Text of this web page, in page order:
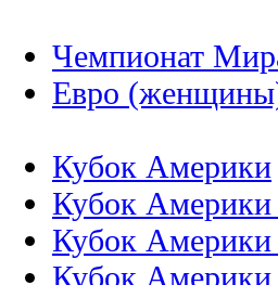
Чемпионат
Евро
Кубок Америки
Кубок Америки
Кубок Америки
Кубок Америки